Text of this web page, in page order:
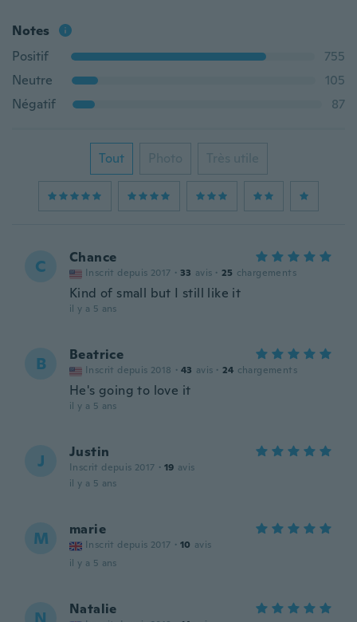
Notes
Positif
755
Neutre
105
Négatif
87
Tout Photo Très utile
C Chance
Inscrit depuis 2017 · 33 avis · 25 chargements
Kind of small but I still like it
il y a 5 ans
B Beatrice
Inscrit depuis 2018 · 43 avis · 24 chargements
He's going to love it
il y a 5 ans
J Justin
Inscrit depuis 2017 · 19 avis
il y a 5 ans
M marie
Inscrit depuis 2017 · 10 avis
il y a 5 ans
Natalie